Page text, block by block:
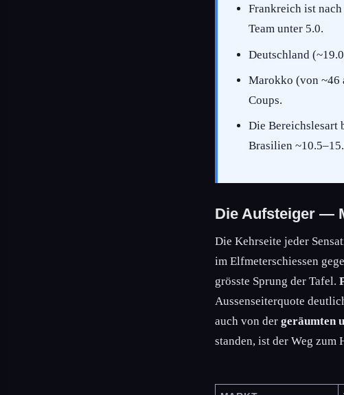
Frankreich ist
Team unter 5.0.
Deutschland
Marokko (von ~46
Coups.
Die Bereichslesart
Brasilien
Die Aufsteiger —
Die Kehrseite jeder
im Elfmeterschiessen
grösste Sprung der Tafel.
Aussenseiterquote
auch von der geräumten
standen, ist der Weg zum